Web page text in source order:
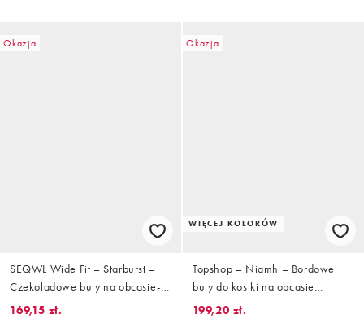
Okazja
SEQWL Wide Fit – Starburst –
Czekoladowe buty na obcasie-
kaczuszce z elastyczną
169,15 zł.
Okazja
WIĘCEJ KOLORÓW
Topshop – Niamh – Bordowe
buty do kostki na obcasie
klockowym
199,20 zł.